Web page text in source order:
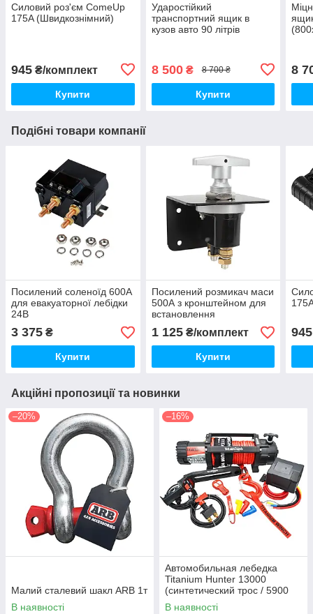
Силовий роз'єм ComeUp
175A (Швидкознімний)
945 ₴/комплект
Купити
Ударостійкий
транспортний ящик в
кузов авто 90 літрів
8 500₴ 8 700 ₴
Купити
8
Подібні товари компанії
Посилений соленоїд 600А
для евакуаторної лебідки
24В
3 375 ₴
Купити
Посилений розмикач маси
500А з кронштейном для
встановлення
1 125₴/комплект
Купити
945
Акційні пропозиції та новинки
–20%
Малий сталевий шакл ARB 1т
В наявності
–16%
Автомобильная лебедка
Titanium Hunter 13000
(синтетический трос / 5900
кг)
В наявності